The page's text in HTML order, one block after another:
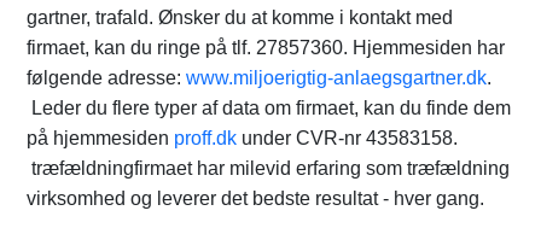
gartner, trafald. Ønsker du at komme i kontakt med
firmaet, kan du ringe på tlf. 27857360. Hjemmesiden har
følgende adresse: www.miljoerigtig-anlaegsgartner.dk.
Leder du flere typer af data om firmaet, kan du finde dem
på hjemmesiden proff.dk under CVR-nr 43583158.
træfældningfirmaet har milevid erfaring som træfældning
virksomhed og leverer det bedste resultat - hver gang.